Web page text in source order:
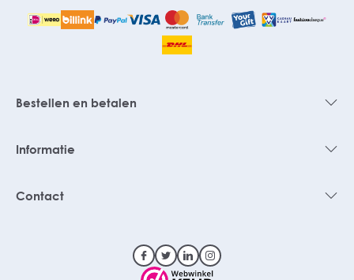
Bestellen en betalen
Informatie
Contact